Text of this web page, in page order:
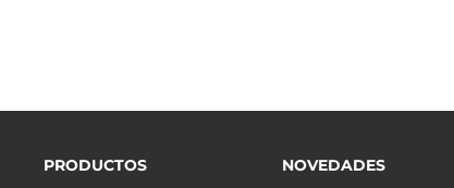
PRODUCTOS
NOVEDADES